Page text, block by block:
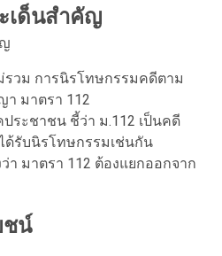
เด็นสำคัญ
รวม การนิรโทษกรรมคดีตาม
มาตรา 112
ระชาชน ชี้ว่า ม.112 เป็นคดี
ด้รับนิรโทษกรรมเช่นกัน
า มาตรา 112 ต้องแยกออกจาก
ชน์